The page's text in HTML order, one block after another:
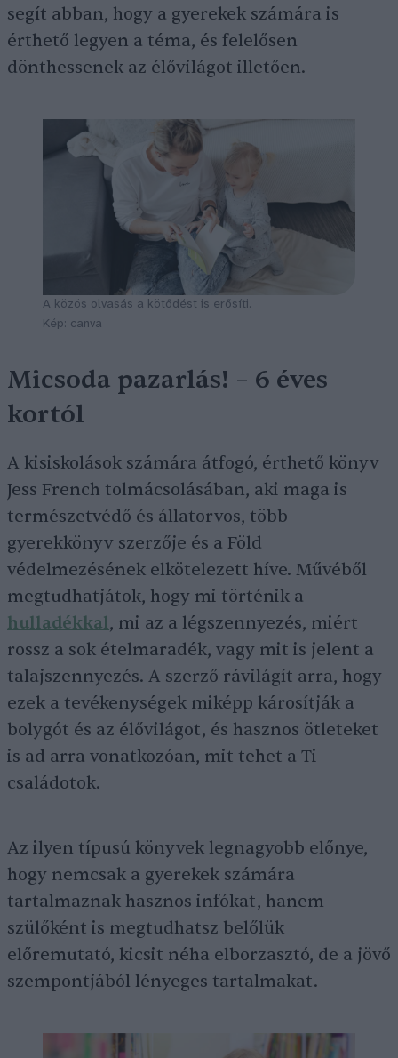
segít abban, hogy a gyerekek számára is
érthető legyen a téma, és felelősen
dönthessenek az élővilágot illetően.
A közös olvasás a kötődést is erősíti.
Kép: canva
Micsoda pazarlás! – 6 éves
kortól
A kisiskolások számára átfogó, érthető könyv
Jess French tolmácsolásában, aki maga is
természetvédő és állatorvos, több
gyerekkönyv szerzője és a Föld
védelmezésének elkötelezett híve. Művéből
megtudhatjátok, hogy mi történik a
hulladékkal, mi az a légszennyezés, miért
rossz a sok ételmaradék, vagy mit is jelent a
talajszennyezés. A szerző rávilágít arra, hogy
ezek a tevékenységek miképp károsítják a
bolygót és az élővilágot, és hasznos ötleteket
is ad arra vonatkozóan, mit tehet a Ti
családotok.
Az ilyen típusú könyvek legnagyobb előnye,
hogy nemcsak a gyerekek számára
tartalmaznak hasznos infókat, hanem
szülőként is megtudhatsz belőlük
előremutató, kicsit néha elborzasztó, de a jövő
szempontjából lényeges tartalmakat.